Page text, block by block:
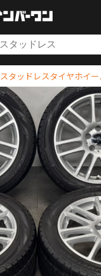
スタッドレスタイヤホイ